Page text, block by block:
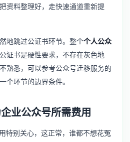
资料整理好，走快速通道重新提
地跳过公证书环节。整个个人公众
证书是硬性要求，不存在灰色地
熟悉，可以参考公众号迁移服务的
个环节的边界条件。
业公众号所需费用
特别关心，这正常，谁都不想花冤